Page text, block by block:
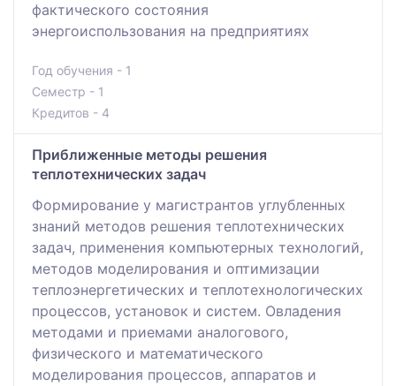
фактического состояния
энергоиспользования на предприятиях
Год обучения - 1
Семестр - 1
Кредитов - 4
Приближенные методы решения
теплотехнических задач
Формирование у магистрантов углубленных
знаний методов решения теплотехнических
задач, применения компьютерных технологий,
методов моделирования и оптимизации
теплоэнергетических и теплотехнологических
процессов, установок и систем. Овладения
методами и приемами аналогового,
физического и математического
моделирования процессов, аппаратов и